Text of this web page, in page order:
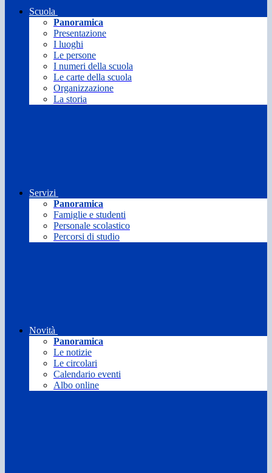
Scuola
Panoramica
Presentazione
I luoghi
Le persone
I numeri della scuola
Le carte della scuola
Organizzazione
La storia
Servizi
Panoramica
Famiglie e studenti
Personale scolastico
Percorsi di studio
Novità
Panoramica
Le notizie
Le circolari
Calendario eventi
Albo online